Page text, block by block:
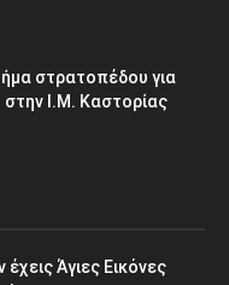
στρατοπέδου για
Ι.Μ. Καστορίας
έχεις Άγιες Εικόνες